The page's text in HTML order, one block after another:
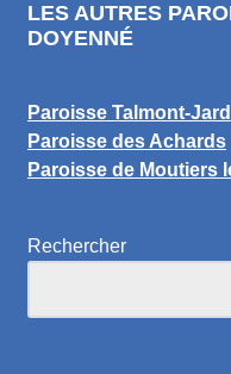
LES AUTRES
DOYENNÉ
Paroisse Talmont-Jard
Paroisse des Achards
Paroisse de Moutiers
Rechercher